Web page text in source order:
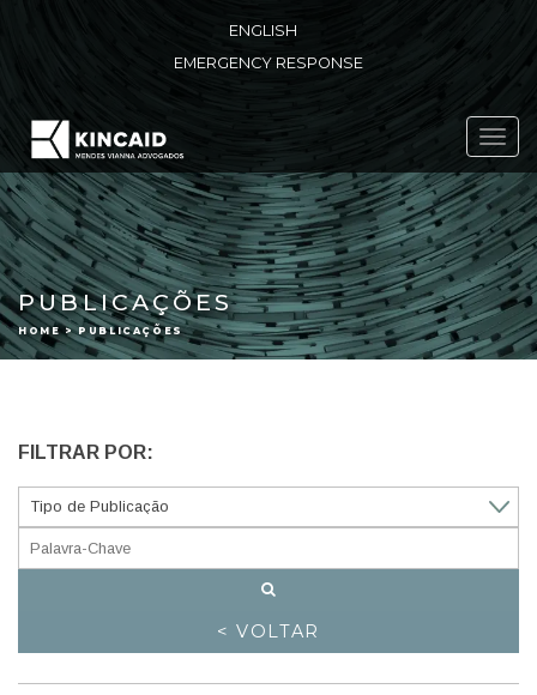
ENGLISH
EMERGENCY RESPONSE
PUBLICAÇÕES
HOME > PUBLICAÇÕES
FILTRAR POR:
< VOLTAR